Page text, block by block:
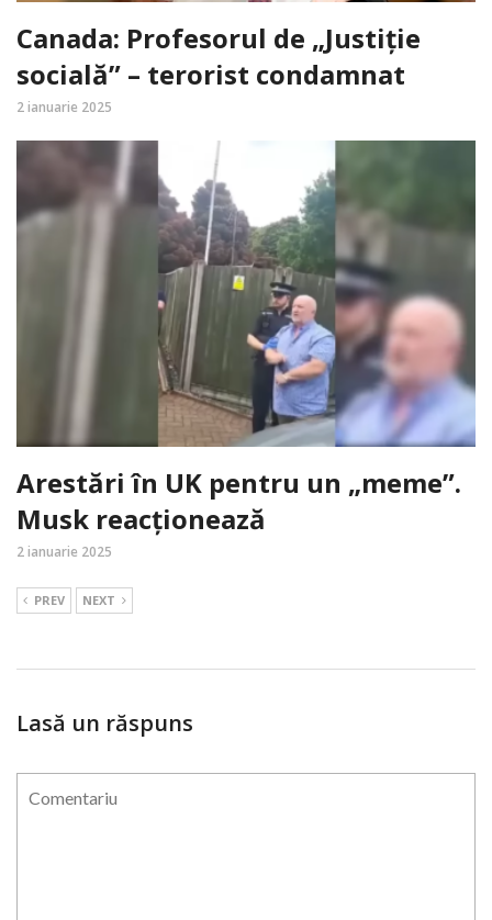
Canada: Profesorul de „Justiție
socială” – terorist condamnat
2 ianuarie 2025
Arestări în UK pentru un „meme”.
Musk reacționează
2 ianuarie 2025
PREV NEXT
Lasă un răspuns